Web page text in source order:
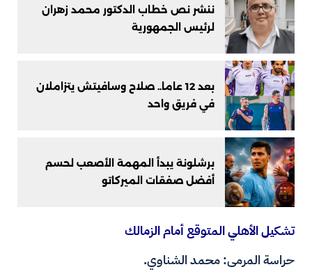
ننشر نص خطاب الدكتور محمد زهران
لرئيس الجمهورية
بعد 12 عاما.. صلاح وسافيتش يتزاملان
في فريق واحد
برشلونة يبدأ المهمة الأصعب لحسم
أفضل صفقات الميركاتو
تشكيل الأهلي المتوقع أمام الزمالك
حراسة المرمى: محمد الشناوي.